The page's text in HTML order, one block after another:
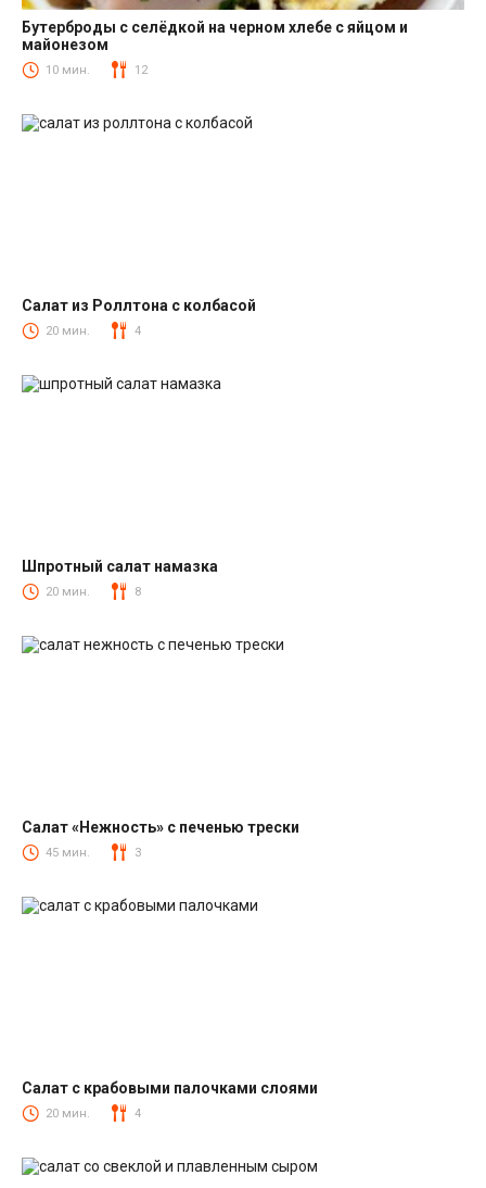
Закуски
Бутерброды с селёдкой на черном хлебе с яйцом и
майонезом
10 мин. 12
Салаты с колбасой
Салат из Роллтона с колбасой
20 мин. 4
Салаты со шпротами
Шпротный салат намазка
20 мин. 8
Салаты из печени трески
Салат «Нежность» с печенью трески
45 мин. 3
Салаты с крабовыми палочками
Салат с крабовыми палочками слоями
20 мин. 4